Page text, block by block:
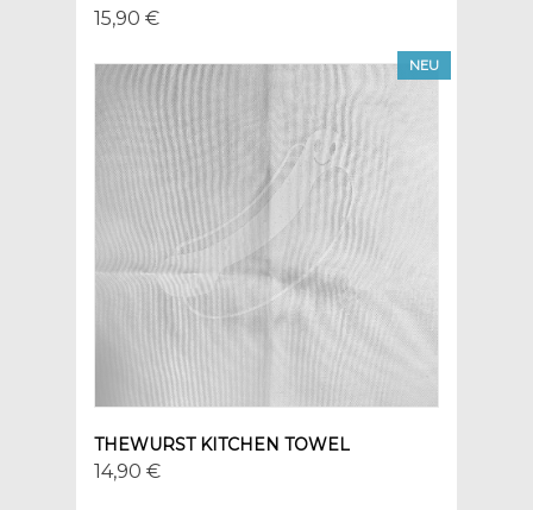
15,90 €
NEU
THEWURST KITCHEN TOWEL
14,90 €